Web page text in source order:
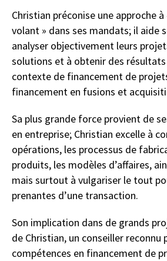
Christian préconise une approche
volant » dans ses mandats; il aide
analyser objectivement leurs
solutions et à obtenir des
contexte de financement de
financement en fusions et
Sa plus grande force provient de
en entreprise; Christian excelle à
opérations, les processus de
produits, les modèles d’affaires,
mais surtout à vulgariser le tout
prenantes d’une transaction.
Son implication dans de grands
de Christian, un conseiller reconnu
compétences en financement de